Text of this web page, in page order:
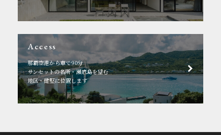
Access
那覇空港から車で90分
サンセットの名所・瀬底島を望む
地区・健堅に位置します